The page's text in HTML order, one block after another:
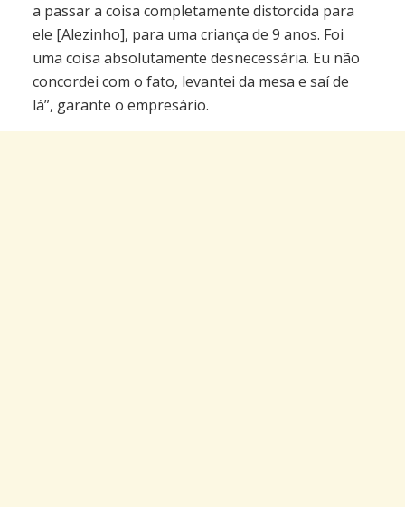
a passar a coisa completamente distorcida para
ele [Alezinho], para uma criança de 9 anos. Foi
uma coisa absolutamente desnecessária. Eu não
concordei com o fato, levantei da mesa e saí de
lá”, garante o empresário.